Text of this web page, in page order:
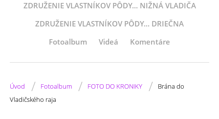
ZDRUŽENIE VLASTNÍKOV PÔDY... NIŽNÁ VLADIČA
ZDRUŽENIE VLASTNÍKOV PÔDY... DRIEČNA
Fotoalbum
Videá Komentáre
Úvod / Fotoalbum / FOTO DO KRONIKY /
Brána do
Vladičského raja